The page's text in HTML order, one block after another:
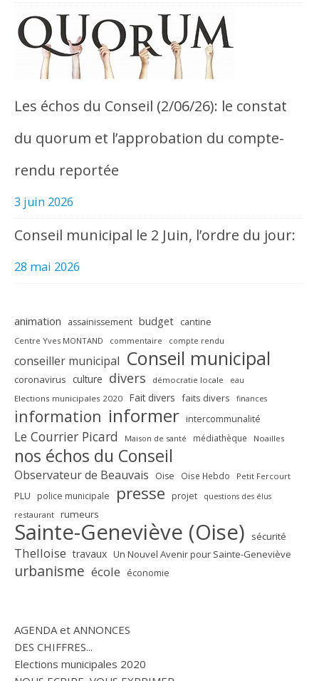
Les échos du Conseil (2/06/26): le constat
du quorum et l’approbation du compte-
rendu reportée
3 juin 2026
Conseil municipal le 2 Juin, l’ordre du jour:
28 mai 2026
animation assainissement budget cantine
Centre Yves MONTAND commentaire compte rendu
conseiller municipal Conseil municipal
coronavirus culture divers démocratie locale eau
Elections municipales 2020 Fait divers faits divers finances
information informer intercommunalité
Le Courrier Picard Maison de santé médiathèque Noailles
nos échos du Conseil
Observateur de Beauvais Oise Oise Hebdo Petit Fercourt
PLU police municipale presse projet questions des élus
restaurant rumeurs
Sainte-Geneviève (Oise) sécurité
Thelloise travaux Un Nouvel Avenir pour Sainte-Geneviève
urbanisme école économie
AGENDA et ANNONCES
DES CHIFFRES...
Elections municipales 2020